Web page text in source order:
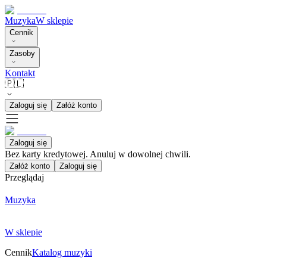
MuzykaW sklepie
Cennik
Zasoby
Kontakt
🇵🇱
Zaloguj się Załóż konto
Zaloguj się
Bez karty kredytowej. Anuluj w dowolnej chwili.
Załóż konto Zaloguj się
Przeglądaj
Muzyka
W sklepie
CennikKatalog muzyki